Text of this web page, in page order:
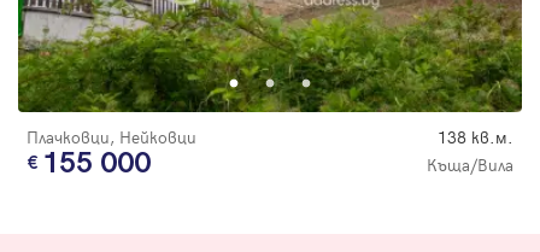
Плачковци, Нейковци 138 кв.м.
155 000 Къща/Вила